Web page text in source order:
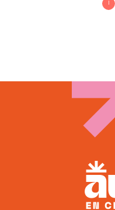
1